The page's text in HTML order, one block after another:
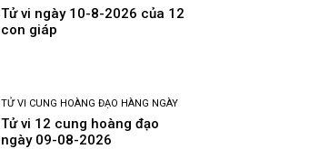
Tử vi ngày 10-8-2026 của 12
con giáp
TỬ VI CUNG HOÀNG ĐẠO HÀNG NGÀY
Tử vi 12 cung hoàng đạo
ngày 09-08-2026